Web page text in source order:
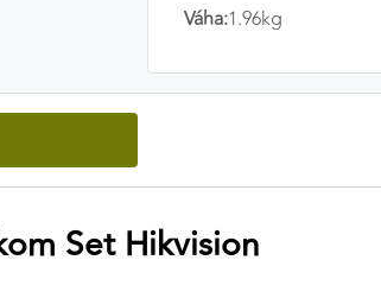
Váha:1.96kg
Set Hikvision